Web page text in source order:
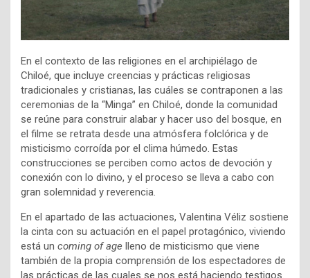
En el contexto de las religiones en el archipiélago de
Chiloé, que incluye creencias y prácticas religiosas
tradicionales y cristianas, las cuáles se contraponen a las
ceremonias de la “Minga” en Chiloé, donde la comunidad
se reúne para construir alabar y hacer uso del bosque, en
el filme se retrata desde una atmósfera folclórica y de
misticismo corroída por el clima húmedo. Estas
construcciones se perciben como actos de devoción y
conexión con lo divino, y el proceso se lleva a cabo con
gran solemnidad y reverencia.
En el apartado de las actuaciones, Valentina Véliz sostiene
la cinta con su actuación en el papel protagónico, viviendo
está un coming of age lleno de misticismo que viene
también de la propia comprensión de los espectadores de
las prácticas de las cuales se nos está haciendo testigos.